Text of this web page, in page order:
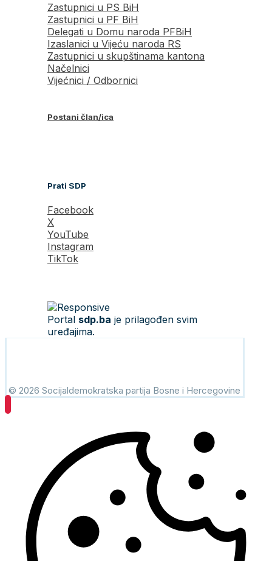
Zastupnici u PS BiH
Zastupnici u PF BiH
Delegati u Domu naroda PFBiH
Izaslanici u Vijeću naroda RS
Zastupnici u skupštinama kantona
Načelnici
Vijećnici / Odbornici
Postani član/ica
Prati SDP
Facebook
X
YouTube
Instagram
TikTok
Portal sdp.ba je prilagođen svim
uređajima.
© 2026 Socijaldemokratska partija Bosne i Hercegovine